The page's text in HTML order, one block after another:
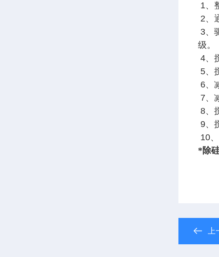
1、
2、
3、
级。
4、
5、
6、
7、
8、
9、
10
*除